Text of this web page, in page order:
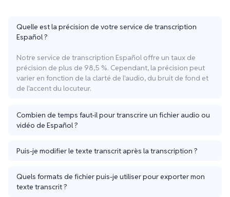
Quelle est la précision de votre service de transcription
Español ?
Notre service de transcription Español offre un taux de
précision de plus de 98,5 %. Cependant, la précision peut
varier en fonction de la clarté de l'audio, du bruit de fond et
de l'accent du locuteur.
Combien de temps faut-il pour transcrire un fichier audio ou
vidéo de Español ?
Puis-je modifier le texte transcrit après la transcription ?
Quels formats de fichier puis-je utiliser pour exporter mon
texte transcrit ?